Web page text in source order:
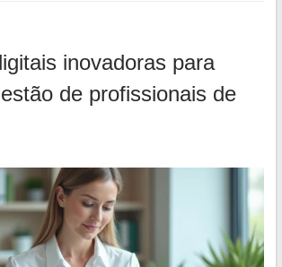
inovadoras para
de profissionais de